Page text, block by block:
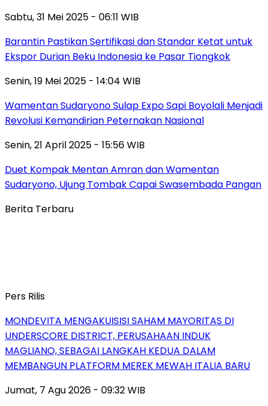
Sabtu, 31 Mei 2025 - 06:11 WIB
Barantin Pastikan Sertifikasi dan Standar Ketat untuk
Ekspor Durian Beku Indonesia ke Pasar Tiongkok
Senin, 19 Mei 2025 - 14:04 WIB
Wamentan Sudaryono Sulap Expo Sapi Boyolali Menjadi
Revolusi Kemandirian Peternakan Nasional
Senin, 21 April 2025 - 15:56 WIB
Duet Kompak Mentan Amran dan Wamentan
Sudaryono, Ujung Tombak Capai Swasembada Pangan
Berita Terbaru
Pers Rilis
MONDEVITA MENGAKUISISI SAHAM MAYORITAS DI
UNDERSCORE DISTRICT, PERUSAHAAN INDUK
MAGLIANO, SEBAGAI LANGKAH KEDUA DALAM
MEMBANGUN PLATFORM MEREK MEWAH ITALIA BARU
Jumat, 7 Agu 2026 - 09:32 WIB